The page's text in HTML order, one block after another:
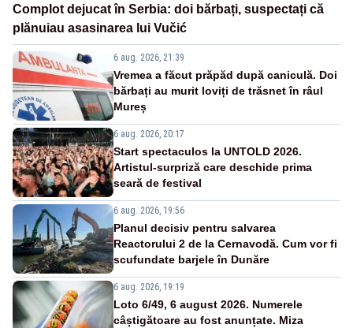
Complot dejucat în Serbia: doi bărbați, suspectați că
plănuiau asasinarea lui Vučić
6 aug. 2026, 21:39
Vremea a făcut prăpăd după caniculă. Doi
bărbați au murit loviți de trăsnet în râul
Mureș
6 aug. 2026, 20:17
Start spectaculos la UNTOLD 2026.
Artistul-surpriză care deschide prima
seară de festival
6 aug. 2026, 19:56
Planul decisiv pentru salvarea
Reactorului 2 de la Cernavodă. Cum vor fi
scufundate barjele în Dunăre
6 aug. 2026, 19:19
Loto 6/49, 6 august 2026. Numerele
câștigătoare au fost anunțate. Miza